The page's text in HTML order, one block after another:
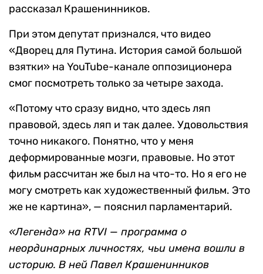
рассказал Крашенинников.
При этом депутат признался, что видео
«Дворец для Путина. История самой большой
взятки» на YouTube-канале оппозиционера
смог посмотреть только за четыре захода.
«Потому что сразу видно, что здесь ляп
правовой, здесь ляп и так далее. Удовольствия
точно никакого. Понятно, что у меня
деформированные мозги, правовые. Но этот
фильм рассчитан же был на что-то. Но я его не
могу смотреть как художественный фильм. Это
же не картина», — пояснил парламентарий.
«Легенда» на RTVI — программа о
неординарных личностях, чьи имена вошли в
историю. В ней Павел Крашенинников